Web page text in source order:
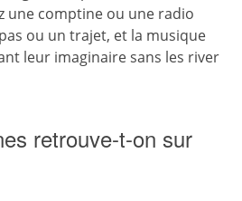
une comptine ou une radio
ou un trajet, et la musique
leur imaginaire sans les river
retrouve-t-on sur